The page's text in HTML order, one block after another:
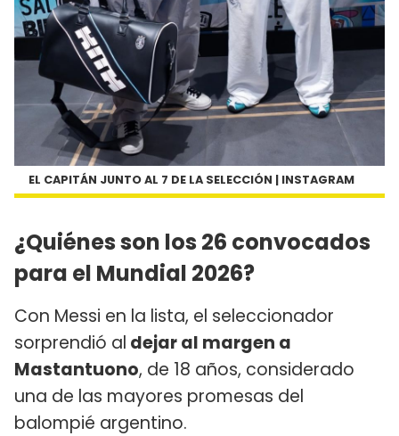
EL CAPITÁN JUNTO AL 7 DE LA SELECCIÓN | INSTAGRAM
¿Quiénes son los 26 convocados
para el Mundial 2026?
Con Messi en la lista, el seleccionador
sorprendió al dejar al margen a
Mastantuono, de 18 años, considerado
una de las mayores promesas del
balompié argentino.